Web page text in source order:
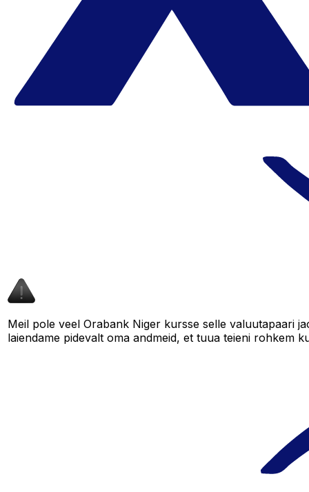
Meil pole veel Orabank Niger kursse selle valuutapaari
laiendame pidevalt oma andmeid, et tuua teieni rohkem